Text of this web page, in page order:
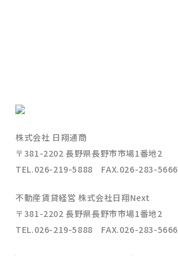
株式会社 日翔通商
〒381-2202 長野県長野市市場1番地2
TEL.026-219-5888 FAX.026-283-5666
不動産賃貸経営 株式会社日翔Next
〒381-2202 長野県長野市市場1番地2
TEL.026-219-5888 FAX.026-283-5666